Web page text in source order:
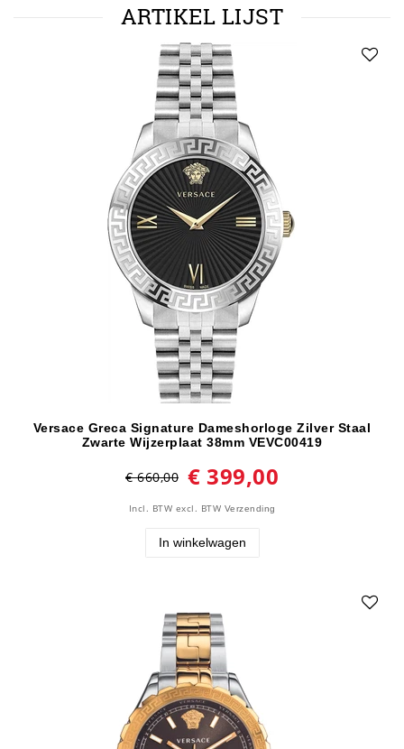
ARTIKEL LIJST
Versace Greca Signature Dameshorloge Zilver Staal
Zwarte Wijzerplaat 38mm VEVC00419
€ 660,00 € 399,00
Incl. BTW excl. BTW Verzending
In winkelwagen